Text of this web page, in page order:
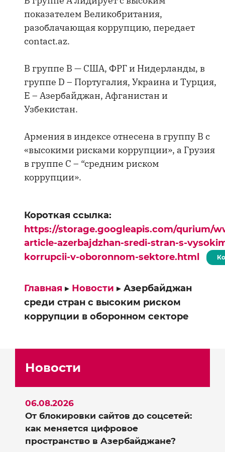
показателем Великобритания,
разоблачающая коррупцию, передает
contact.az.
В группе B — США, ФРГ и Нидерланды, в
группе D – Португалия, Украина и Турция,
E – Азербайджан, Афганистан и
Узбекистан.
Армения в индексе отнесена в группу В с
«высокими рисками коррупции», а Грузия
в группе C – “cредним риском
коррупции».
Короткая ссылка:
https://storage.googleapis.com/qurium/
article-azerbajdzhan-sredi-stran-s-
korrupcii-v-oboronnom-sektore.html
Главная ▸ Новости ▸ Азербайджан
среди стран с высоким риском
коррупции в оборонном секторе
Новости
От блокировки сайтов до соцсетей:
как меняется цифровое
пространство в Азербайджане?
06.08.2026